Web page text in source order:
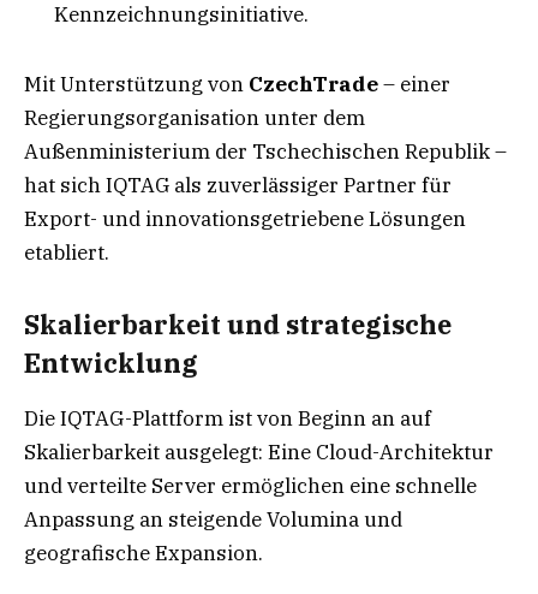
Kennzeichnungsinitiative.
Mit Unterstützung von CzechTrade– einer
Regierungsorganisation unter dem
Außenministerium der Tschechischen Republik –
hat sich IQTAG als zuverlässiger Partner für
Export- und innovationsgetriebene Lösungen
etabliert.
Skalierbarkeit und strategische
Entwicklung
Die IQTAG-Plattform ist von Beginn an auf
Skalierbarkeit ausgelegt: Eine Cloud-Architektur
und verteilte Server ermöglichen eine schnelle
Anpassung an steigende Volumina und
geografische Expansion.